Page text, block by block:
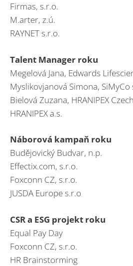
Firmas, s.r.o.
M.arter, z.ú.
RAYNET s.r.o.
Talent Manager roku
Megelová Jana, Edwards
Myslikovjanová Simona, SiMyCo
Bielová Zuzana, HRANIPEX
HRANIPEX a.s.
Náborová kampaň roku
Budějovický Budvar, n.p.
Effectix.com, s.r.o.
Foxconn CZ, s.r.o.
JUSDA Europe s.r.o
CSR a ESG projekt roku
Equal Pay Day
Foxconn CZ, s.r.o.
HR Brainstorming